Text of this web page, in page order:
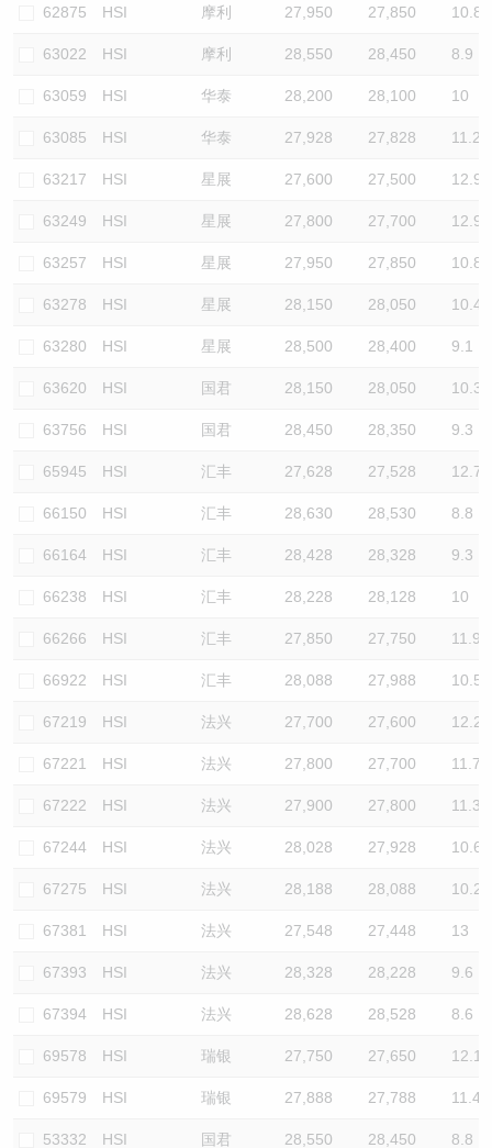
62875 HSI 摩利 27,950 27,850 10.8
63022 HSI 摩利 28,550 28,450 8.9
63059 HSI 华泰 28,200 28,100 10
63085 HSI 华泰 27,928 27,828 11.2
63217 HSI 星展 27,600 27,500 12.9
63249 HSI 星展 27,800 27,700 12.9
63257 HSI 星展 27,950 27,850 10.8
63278 HSI 星展 28,150 28,050 10.4
63280 HSI 星展 28,500 28,400 9.1
63620 HSI 国君 28,150 28,050 10.3
63756 HSI 国君 28,450 28,350 9.3
65945 HSI 汇丰 27,628 27,528 12.7
66150 HSI 汇丰 28,630 28,530 8.8
66164 HSI 汇丰 28,428 28,328 9.3
66238 HSI 汇丰 28,228 28,128 10
66266 HSI 汇丰 27,850 27,750 11.9
66922 HSI 汇丰 28,088 27,988 10.5
67219 HSI 法兴 27,700 27,600 12.2
67221 HSI 法兴 27,800 27,700 11.7
67222 HSI 法兴 27,900 27,800 11.3
67244 HSI 法兴 28,028 27,928 10.6
67275 HSI 法兴 28,188 28,088 10.2
67381 HSI 法兴 27,548 27,448 13
67393 HSI 法兴 28,328 28,228 9.6
67394 HSI 法兴 28,628 28,528 8.6
69578 HSI 瑞银 27,750 27,650 12.1
69579 HSI 瑞银 27,888 27,788 11.4
53332 HSI 国君 28,550 28,450 8.8